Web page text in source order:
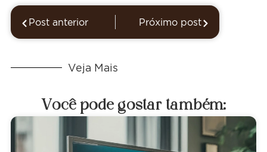
Post anterior Próximo post
Veja Mais
Você pode gostar também: